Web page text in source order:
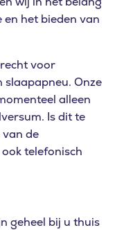
en het bieden van
voor
slaapapneu. Onze
alleen
Is dit te
de
telefonisch
geheel bij u thuis